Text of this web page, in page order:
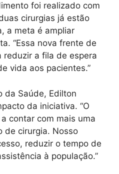
foi realizado com
cirurgias já estão
a meta é ampliar
“Essa nova frente de
a fila de espera
vida aos pacientes.”
da Saúde, Edilton
da iniciativa. “O
contar com mais uma
de cirurgia. Nosso
reduzir o tempo de
à população.”